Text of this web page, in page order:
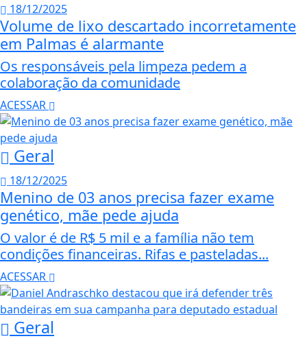
18/12/2025
Volume de lixo descartado incorretamente
em Palmas é alarmante
Os responsáveis pela limpeza pedem a
colaboração da comunidade
ACESSAR
Geral
18/12/2025
Menino de 03 anos precisa fazer exame
genético, mãe pede ajuda
O valor é de R$ 5 mil e a família não tem
condições financeiras. Rifas e pasteladas...
ACESSAR
Geral